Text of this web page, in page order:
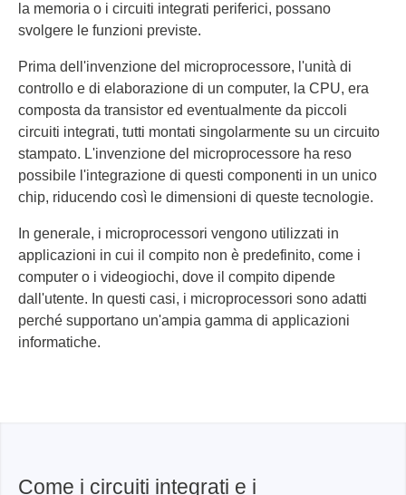
la memoria o i circuiti integrati periferici, possano
svolgere le funzioni previste.
Prima dell'invenzione del microprocessore, l'unità di
controllo e di elaborazione di un computer, la CPU, era
composta da transistor ed eventualmente da piccoli
circuiti integrati, tutti montati singolarmente su un circuito
stampato. L'invenzione del microprocessore ha reso
possibile l'integrazione di questi componenti in un unico
chip, riducendo così le dimensioni di queste tecnologie.
In generale, i microprocessori vengono utilizzati in
applicazioni in cui il compito non è predefinito, come i
computer o i videogiochi, dove il compito dipende
dall'utente. In questi casi, i microprocessori sono adatti
perché supportano un'ampia gamma di applicazioni
informatiche.
Come i circuiti integrati e i